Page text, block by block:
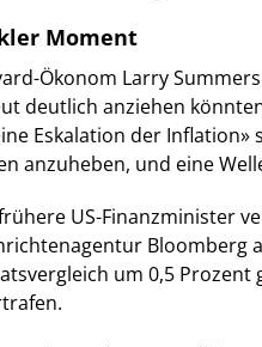
Moment
Ökonom Larry
deutlich anziehen
Eskalation der Inflation»
anzuheben, und eine
US-Finanzminister
Bloomberg
um 0,5